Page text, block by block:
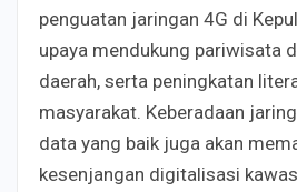
penguatan jaringan 4G di
upaya mendukung pariwisata
daerah, serta peningkatan
masyarakat. Keberadaan
data yang baik juga akan
kesenjangan digitalisasi